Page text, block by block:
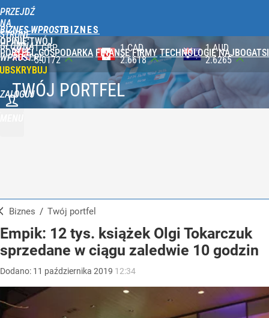
PRZEJDŹ
NA
STRONĘ
GŁÓWNĄ
WPROST.PL
BIZNES WPROST
OPINIE TWÓJ
PORTFEL GOSPODARKA FINANSE FIRMY TECHNOLOGIE NAJBOGATSI
ZALOGUJ
1 CAD
2.6618
1 AUD
2.6265
100 JPY
2.3565
TWÓJ PORTFEL
Biznes / Twój portfel
Empik: 12 tys. książek Olgi Tokarczuk
sprzedane w ciągu zaledwie 10 godzin
Dodano: 11 października 2019 12:34